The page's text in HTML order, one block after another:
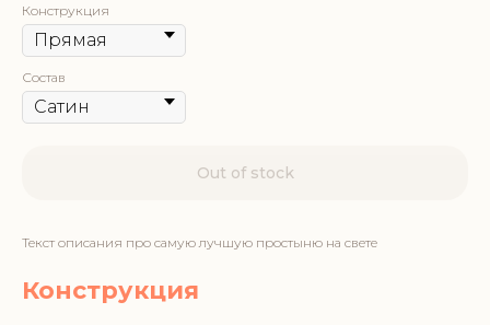
Конструкция
Состав
Out of stock
Текст описания про самую лучшую простыню на свете
Конструкция